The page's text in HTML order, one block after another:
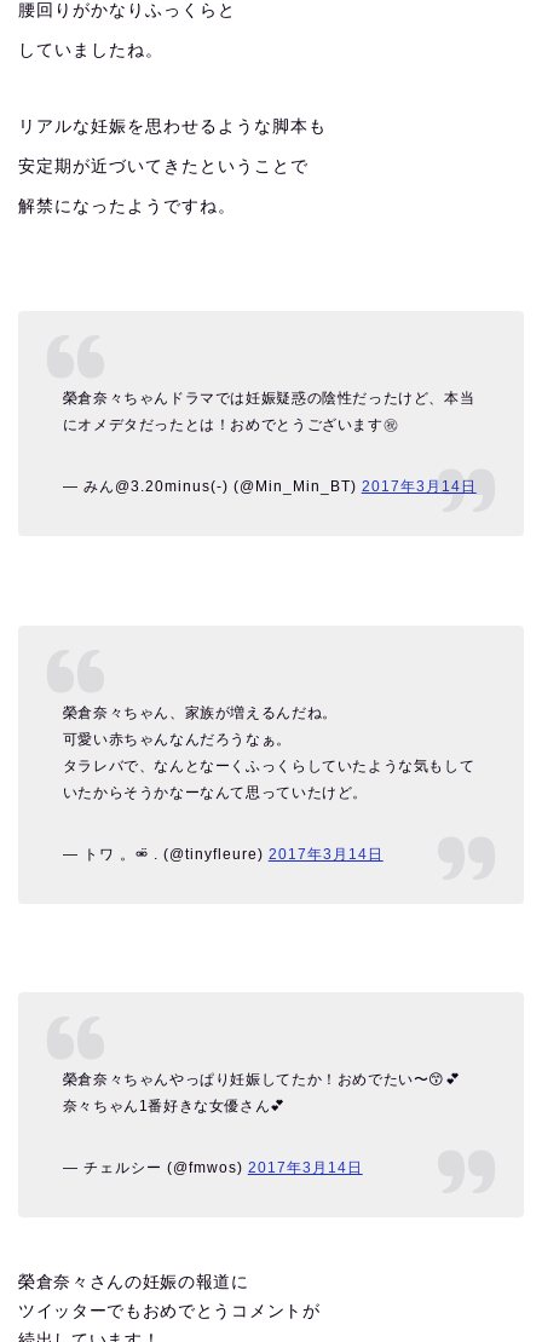
腰回りがかなりふっくらと
していましたね。
リアルな妊娠を思わせるような脚本も
安定期が近づいてきたということで
解禁になったようですね。
榮倉奈々ちゃんドラマでは妊娠疑惑の陰性だったけど、本当
にオメデタだったとは！おめでとうございます㊗️
— みん@3.20minus(-) (@Min_Min_BT) 2017年3月14日
榮倉奈々ちゃん、家族が増えるんだね。
可愛い赤ちゃんなんだろうなぁ。
タラレバで、なんとなーくふっくらしていたような気もして
いたからそうかなーなんて思っていたけど。
— トワ 。⚮̈ . (@tinyfleure) 2017年3月14日
榮倉奈々ちゃんやっぱり妊娠してたか！おめでたい〜😙💕
奈々ちゃん1番好きな女優さん💕
— ‍チェルシー (@fmwos) 2017年3月14日
榮倉奈々さんの妊娠の報道に
ツイッターでもおめでとうコメントが